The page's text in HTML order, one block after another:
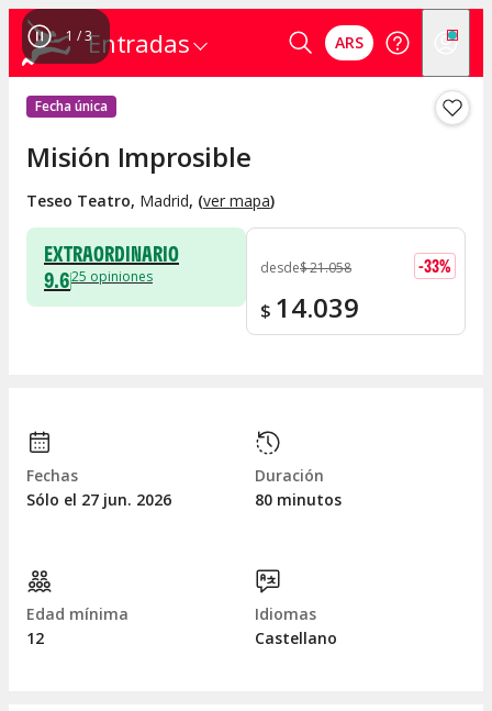
Entradas ARS
1 /3
Fecha única
Misión Improsible
Teseo Teatro, Madrid, (ver mapa)
EXTRAORDINARIO
9.625 opiniones desde$21.058 -33%
$ 14.039
Fechas
Sólo el 27 jun. 2026
Duración
80 minutos
Edad mínima
12
Idiomas
Castellano